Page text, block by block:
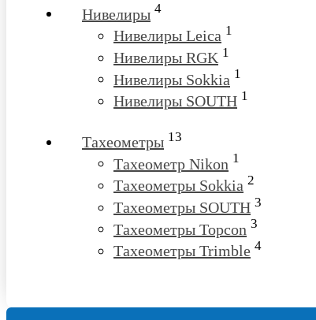
Нивелиры 4
Нивелиры Leica 1
Нивелиры RGK 1
Нивелиры Sokkia 1
Нивелиры SOUTH 1
Тахеометры 13
Тахеометр Nikon 1
Тахеометры Sokkia 2
Тахеометры SOUTH 3
Тахеометры Topcon 3
Тахеометры Trimble 4